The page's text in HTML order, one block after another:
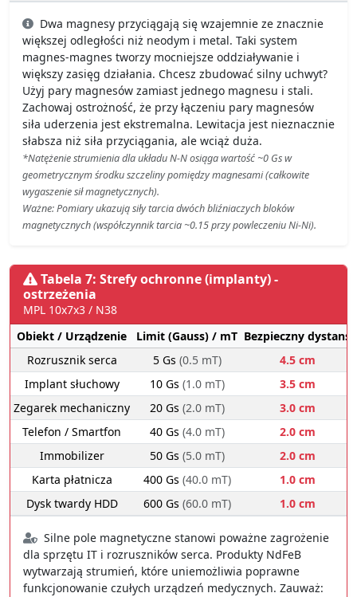
Dwa magnesy przyciągają się wzajemnie ze znacznie
większej odległości niż neodym i metal. Taki system
magnes-magnes tworzy mocniejsze oddziaływanie i
większy zasięg działania. Chcesz zbudować silny uchwyt?
Użyj pary magnesów zamiast jednego magnesu i stali.
Zachowaj ostrożność, że przy łączeniu pary magnesów
siła uderzenia jest ekstremalna. Lewitacja jest nieznacznie
słabsza niż siła przyciągania, ale wciąż duża.
*Natężenie strumienia dla układu N-N osiąga wartość ~0 Gs w
geometrycznym środku szczeliny pomiędzy magnesami (całkowite
wygaszenie sił magnetycznych).
Ważne: Pomiary ukazują siły tarcia dwóch bliźniaczych bloków
magnetycznych (współczynnik tarcia ~0.15 przy powleczeniu Ni-Ni).
Tabela 7: Strefy ochronne (implanty) -
ostrzeżenia
MPL 10x7x3 / N38
Obiekt / Urządzenie
Limit (Gauss) / mT Bezpieczny dystans
Rozrusznik serca
5 Gs (0.5 mT)
4.5 cm
Implant słuchowy
10 Gs (1.0 mT)
3.5 cm
Zegarek mechaniczny
20 Gs (2.0 mT)
3.0 cm
Telefon / Smartfon
40 Gs (4.0 mT)
2.0 cm
Immobilizer
50 Gs (5.0 mT)
2.0 cm
Karta płatnicza
400 Gs (40.0 mT)
1.0 cm
Dysk twardy HDD
600 Gs (60.0 mT) 1.0 cm
Silne pole magnetyczne stanowi poważne zagrożenie
dla sprzętu IT i rozruszników serca. Produkty NdFeB
wytwarzają strumień, które uniemożliwia poprawne
funkcjonowanie czułych urządzeń medycznych. Zauważ: